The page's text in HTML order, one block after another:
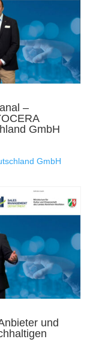
–
GmbH
GmbH
und